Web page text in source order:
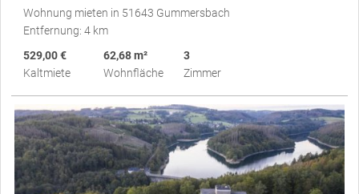
Wohnung mieten in 51643 Gummersbach
Entfernung: 4 km
529,00 €
Kaltmiete
62,68 m²
Wohnfläche
3
Zimmer